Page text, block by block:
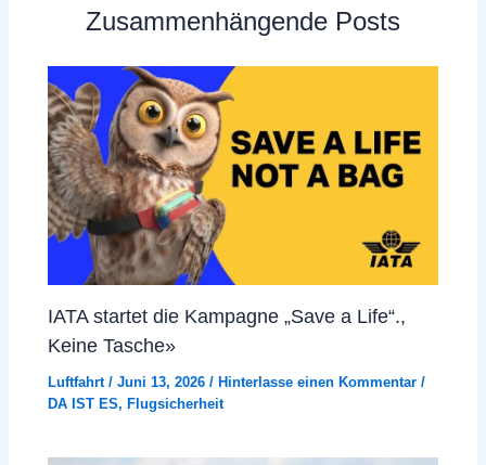
Zusammenhängende Posts
IATA startet die Kampagne „Save a Life“.,
Keine Tasche»
Luftfahrt/Juni 13, 2026/ Hinterlasse einen Kommentar /
DA IST ES, Flugsicherheit